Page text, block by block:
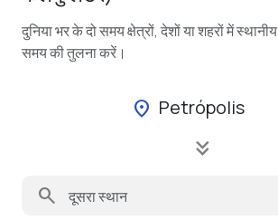
दुनिया भर के दो समय क्षेत्रों, देशों या शहरों में स्थानीय
समय की तुलना करें।
location_on Petrópolis
keyboard_double_arrow_down
search